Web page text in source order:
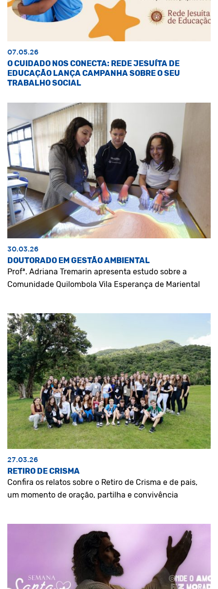
07.05.26
O CUIDADO NOS CONECTA: REDE JESUÍTA DE
EDUCAÇÃO LANÇA CAMPANHA SOBRE O SEU
TRABALHO SOCIAL
30.03.26
DOUTORADO EM GESTÃO AMBIENTAL
Profª. Adriana Tremarin apresenta estudo sobre a
Comunidade Quilombola Vila Esperança de Mariental
27.03.26
RETIRO DE CRISMA
Confira os relatos sobre o Retiro de Crisma e de pais,
um momento de oração, partilha e convivência